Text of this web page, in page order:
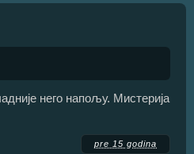
него напољу. Мистерија
pre 15 godina